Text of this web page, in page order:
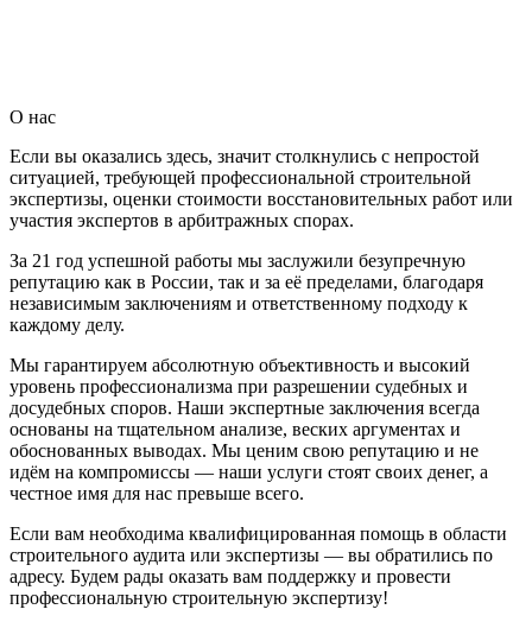
О нас
Если вы оказались здесь, значит столкнулись с непростой
ситуацией, требующей профессиональной строительной
экспертизы, оценки стоимости восстановительных работ или
участия экспертов в арбитражных спорах.
За 21 год успешной работы мы заслужили безупречную
репутацию как в России, так и за её пределами, благодаря
независимым заключениям и ответственному подходу к
каждому делу.
Мы гарантируем абсолютную объективность и высокий
уровень профессионализма при разрешении судебных и
досудебных споров. Наши экспертные заключения всегда
основаны на тщательном анализе, веских аргументах и
обоснованных выводах. Мы ценим свою репутацию и не
идём на компромиссы — наши услуги стоят своих денег, а
честное имя для нас превыше всего.
Если вам необходима квалифицированная помощь в области
строительного аудита или экспертизы — вы обратились по
адресу. Будем рады оказать вам поддержку и провести
профессиональную строительную экспертизу!